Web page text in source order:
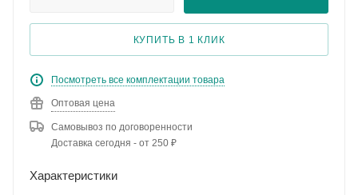
КУПИТЬ В 1 КЛИК
Посмотреть все комплектации товара
Оптовая цена
Самовывоз по договоренности
Доставка сегодня - от 250 ₽
Характеристики